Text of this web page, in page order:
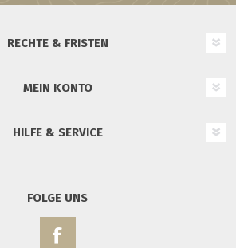
RECHTE & FRISTEN
MEIN KONTO
HILFE & SERVICE
FOLGE UNS